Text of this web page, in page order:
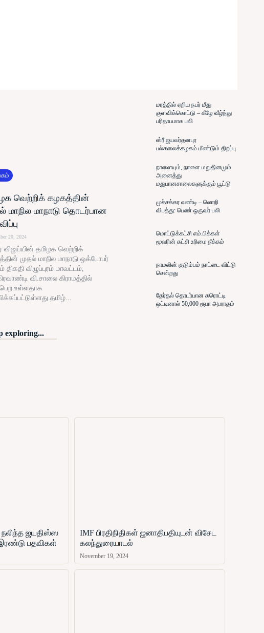
வெற்றிக் கழகத்தின்
மாநில மாநாடு தொடர்பான
20, 2024
விஜய்யின் தமிழக வெற்றிக்
முதல் மாநில மாநாடு ஒக்டோபர்
திகதி விழுப்புரம் மாவட்டம்,
வி.சாலை கிராமத்தில்
உள்ளதாக
மரத்தில் ஏறிய நபர் மீது
குளவிக்கொட்டு – கீழே வீழ்ந்து
பரிதாபமாக பலி
ஸ்ரீ ஜயவர்தனபுர
பல்கலைக்கழகம் மீண்டும் திறப்பு
நாளையும், நாளை மறுதினமும்
அனைத்து
மதுபானசாலைகளுக்கும் பூட்டு
முச்சக்கர வண்டி – லொறி
விபத்து: பெண் ஒருவர் பலி
மொட்டுக்கட்சி எம்.பிக்கள்
மூவரின் கட்சி உரிமை நீக்கம்
நாமலின் குடும்பம் நாட்டை விட்டு
சென்றது
தேர்தல் தொடர்பான சுரொட்டி
ஒட்டினால் 50,000 ரூபா அபராதம்
exploring...
நலிந்த ஜயதிஸ்ஸ
பதவிகள்
IMF பிரதிநிதிகள் ஜனாதிபதியுடன் விசேட
கலந்துரையாடல்
November 19, 2024